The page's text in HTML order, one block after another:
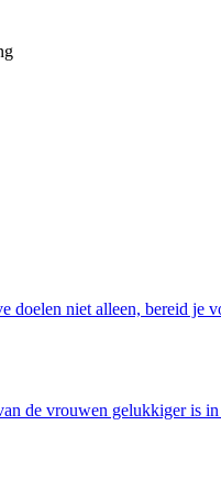
doelen niet alleen, bereid je
de vrouwen gelukkiger is